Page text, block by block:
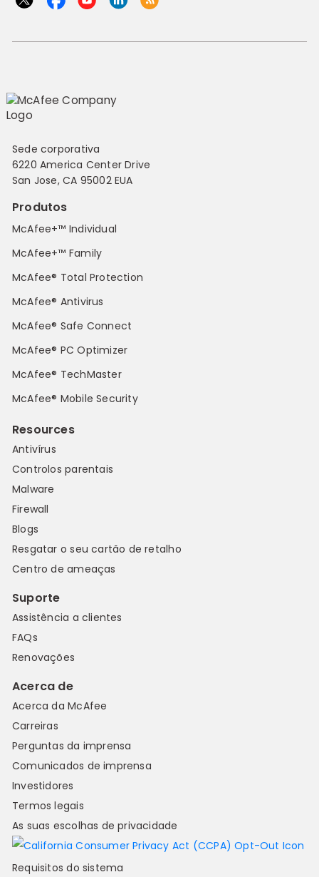
Sede corporativa
6220 America Center Drive
San Jose, CA 95002 EUA
Produtos
McAfee+™ Individual
McAfee+™ Family
McAfee® Total Protection
McAfee® Antivirus
McAfee® Safe Connect
McAfee® PC Optimizer
McAfee® TechMaster
McAfee® Mobile Security
Resources
Antivírus
Controlos parentais
Malware
Firewall
Blogs
Resgatar o seu cartão de retalho
Centro de ameaças
Suporte
Assistência a clientes
FAQs
Renovações
Acerca de
Acerca da McAfee
Carreiras
Perguntas da imprensa
Comunicados de imprensa
Investidores
Termos legais
As suas escolhas de privacidade
Requisitos do sistema